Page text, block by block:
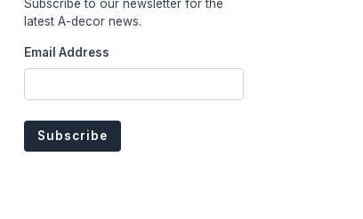
Subscribe to our newsletter for the
latest A-decor news.
Email Address